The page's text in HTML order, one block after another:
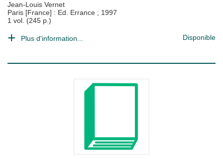
Jean-Louis Vernet
Paris [France] : Ed. Errance ; 1997
1 vol. (245 p.)
Plus d'information... Disponible